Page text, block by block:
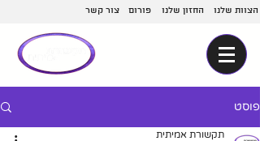
צור קשר פורום החזון שלנו הצוות שלנו
פוסט
תקשורת אמיתית